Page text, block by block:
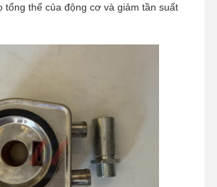
Sản Phẩm
Buổi Trình
Diễn VR
tổng thể của động cơ và giảm tần suất